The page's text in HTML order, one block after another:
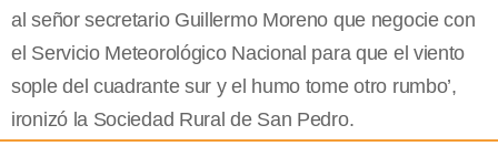
al señor secretario Guillermo Moreno que negocie con
el Servicio Meteorológico Nacional para que el viento
sople del cuadrante sur y el humo tome otro rumbo’,
ironizó la Sociedad Rural de San Pedro.